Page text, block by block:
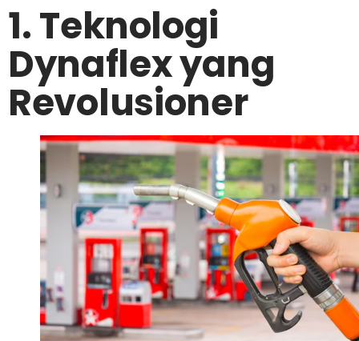
1. Tek⁠nologi
Dy⁠nafle‌x yang​
Revolusioner